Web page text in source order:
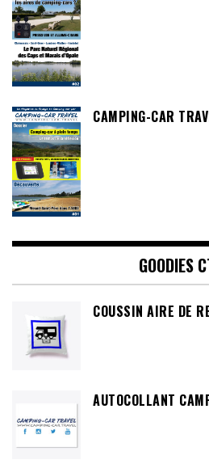
CAMPING-CAR
GOODIES
COUSSIN AIRE DE
AUTOCOLLANT